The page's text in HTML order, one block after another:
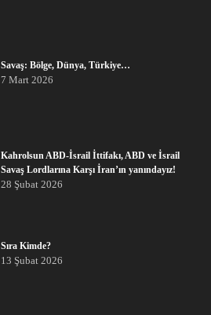
Savaş: Bölge, Dünya, Türkiye…
7 Mart 2026
Kahrolsun ABD-İsrail İttifakı, ABD ve İsrail
Savaş Lordlarına Karşı İran’ın yanındayız!
28 Şubat 2026
Sıra Kimde?
13 Şubat 2026